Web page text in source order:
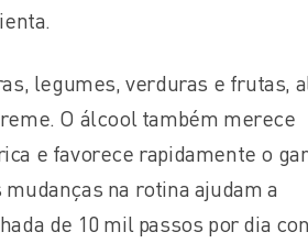
legumes, verduras e frutas,
O álcool também merece
e favorece rapidamente o
na rotina ajudam a
de 10 mil passos por dia